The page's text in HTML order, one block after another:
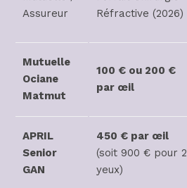
Assureur
Réfractive (2026)
Mutuelle
Ociane
Matmut
100 € ou 200 €
par œil
APRIL
Senior
GAN
450 € par œil
(soit 900 € pour 2
yeux)